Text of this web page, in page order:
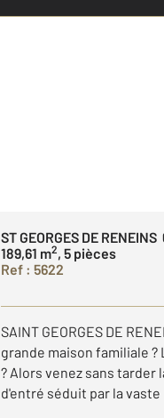
ST GEORGES DE RENEINS
189,61 m2, 5 pièces
Ref : 5622
SAINT GEORGES DE
grande maison familiale
? Alors venez sans tarder
d'entré séduit par la